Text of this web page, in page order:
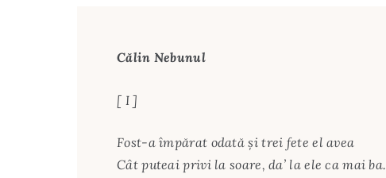
Călin Nebunul
[ I ]
Fost-a împărat odată şi trei fete el avea
Cât puteai privi la soare, da’ la ele ca mai ba.